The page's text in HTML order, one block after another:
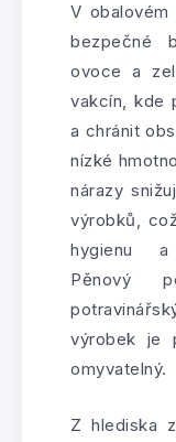
V obalovém
bezpečné
ovoce a
vakcín, kde
a chránit
nízké
nárazy
výrobků,
hygienu a
Pěnový
výrobek je
omyvatelný.
Z hlediska